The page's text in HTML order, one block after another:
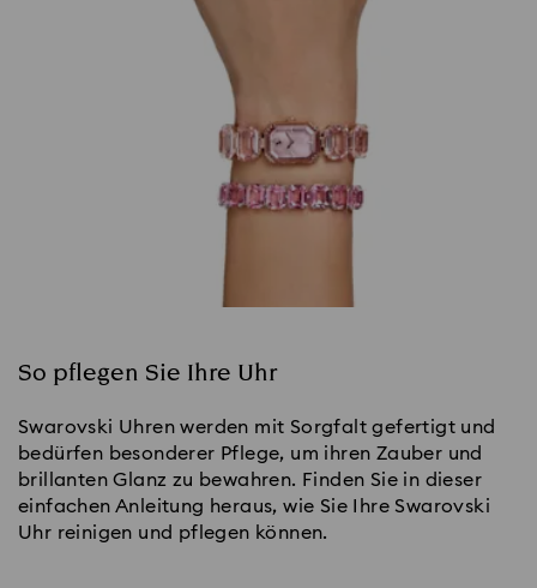
So pflegen Sie Ihre Uhr
Swarovski Uhren werden mit Sorgfalt gefertigt und
bedürfen besonderer Pflege, um ihren Zauber und
brillanten Glanz zu bewahren. Finden Sie in dieser
einfachen Anleitung heraus, wie Sie Ihre Swarovski
Uhr reinigen und pflegen können.